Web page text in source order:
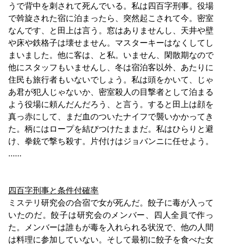
うで背中を刺されて死んでいる。私は四百字刑事。役場
で斡旋された宿に泊まったら、突然起こされて今。密室
なんです、と田上は言う。窓はありませんし、天井や壁
や床や鉄格子は壊せません。マスターキーはなくしてし
まいました。他に客は、と私。いません、閑散期なので
他にスタッフもいませんし、冬は宿泊客以外、あたりに
住民も旅行者もいないでしょう。私は頭をかいて、じゃ
あ君が犯人じゃないか、密室殺人の目撃者として泊まる
よう役場に頼んだんだろう、と言う。すると田上は顔を
真っ赤にして、まだ血のついたナイフで襲いかかってき
た。柄にはロープを結びつけたままだ。私はひらりと避
け、拳銃で撃ち殺す。片付けはジョバンニに任せよう。
……
四百字刑事と条件付確率
ミステリ研究会の合宿で女が死んだ。餃子に毒が入って
いたのだ。餃子は研究会のメンバー、四人全員で作っ
た。メンバーは誰もが毒を入れられる状況で、他の人間
は料理に参加していない。そして最初に餃子を食べた女